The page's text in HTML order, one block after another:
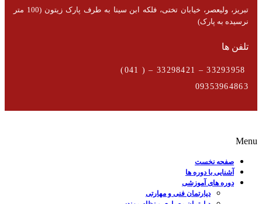
تبریز، ولیعصر، خیابان تختی، فلکه ابن سینا به طرف پارک زیتون (100 متر
نرسیده به پارک)
تلفن ها
09353964863
Menu
صفحه نخست
آشنایی با دوره ها
دوره های آموزشی
دپارتمان فنی و مهارتی